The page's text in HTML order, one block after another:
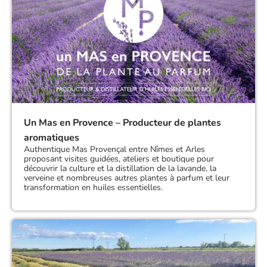
Un Mas en Provence – Producteur de plantes
aromatiques
Authentique Mas Provençal entre Nîmes et Arles
proposant visites guidées, ateliers et boutique pour
découvrir la culture et la distillation de la lavande, la
verveine et nombreuses autres plantes à parfum et leur
transformation en huiles essentielles.